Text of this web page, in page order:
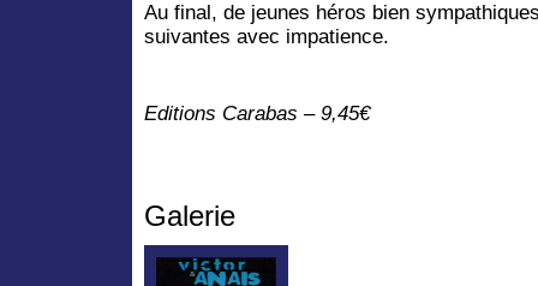
Au final, de jeunes héros bien
suivantes avec impatience.
Editions Carabas – 9,45€
Galerie